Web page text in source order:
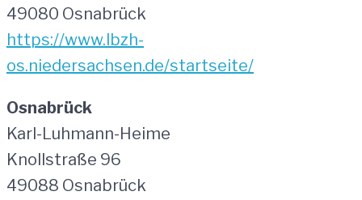
49080 Osnabrück
https://www.lbzh-
os.niedersachsen.de/startseite/
Osnabrück
Karl-Luhmann-Heime
Knollstraße 96
49088 Osnabrück